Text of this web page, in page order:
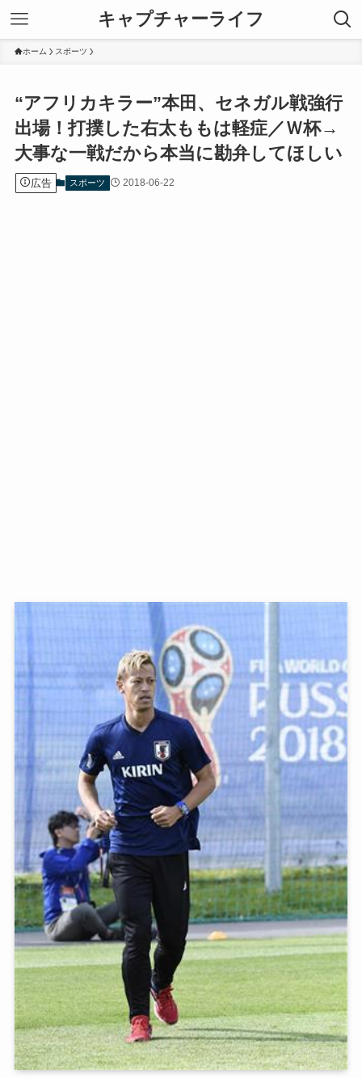
キャプチャーライフ
ホーム スポーツ
“アフリカキラー”本田、セネガル戦強行
出場！打撲した右太ももは軽症／Ｗ杯→
大事な一戦だから本当に勘弁してほしい
広告 スポーツ 2018-06-22